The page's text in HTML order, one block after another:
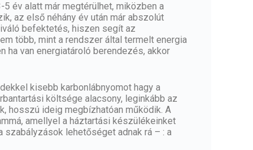
év alatt már megtérülhet, miközben a
az első néhány év után már abszolút
befektetés, hiszen segít az
több, mint a rendszer által termelt energia
van energiatároló berendezés, akkor
kisebb karbonlábnyomot hagy a
költsége alacsony, leginkább az
hosszú ideig megbízhatóan működik. A
amellyel a háztartási készülékeinket
lehetőséget adnak rá – : a